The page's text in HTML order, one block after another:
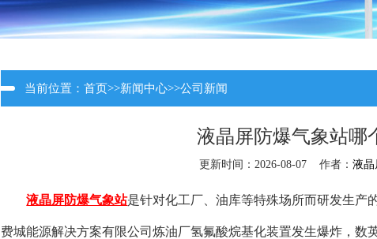
当前位置：首页>>新闻中心>>公司新闻
液晶屏防爆气象站哪
更新时间：2026-08-07 作者： 液晶
液晶屏防爆气象站是针对化工厂、油库等特殊场所而研发生产
费城能源解决方案有限公司炼油厂氢氟酸烷基化装置发生爆炸，数